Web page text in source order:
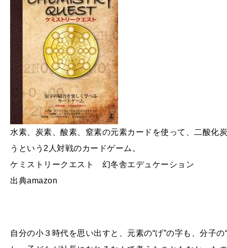
水素、炭素、酸素、窒素の元素カードを使って、二酸化
うという2人対戦のカードゲーム。
ケミストリークエスト 幻冬舎エデュケーション
出典amazon
自分の小３時代を思い出すと、元素の“げ”の字も、分子